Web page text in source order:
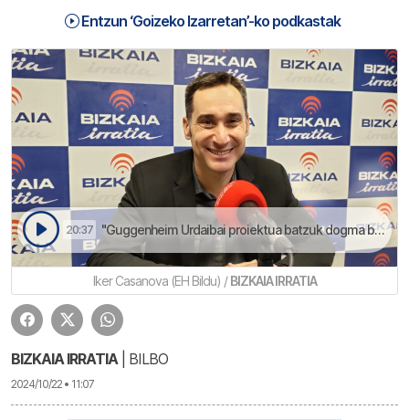
Entzun ‘Goizeko Izarretan’-ko podkastak
20:37 "Guggenheim Urdaibai proiektua batzuk dogma bat bihurtu dabe" adierazo dau Iker Casanovak | Goizeko Izarretan
Iker Casanova (EH Bildu) /BIZKAIA IRRATIA
BIZKAIA IRRATIA | BILBO
2024/10/22 • 11:07